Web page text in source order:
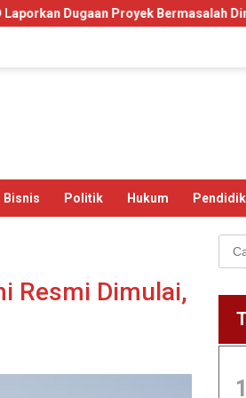
Dinas PUPR Lamsel 2024
Bisnis Politik Hukum
Resmi Dimulai,
1